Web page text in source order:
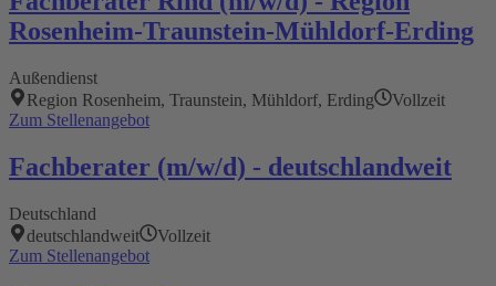
Rosenheim-Traunstein-Mühldorf-Erding
Außendienst
Region Rosenheim, Traunstein, Mühldorf, Erding
Vollzeit
Zum Stellenangebot
Fachberater (m/w/d) - deutschlandweit
Deutschland
deutschlandweit
Vollzeit
Zum Stellenangebot